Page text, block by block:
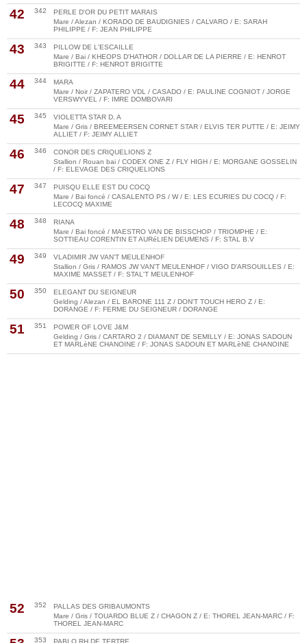
42 342
PERLE D'OR DU PETIT MARAIS
Mare / Alezan / KORADO DE BAUDIGNIES / CALVARO / E: SARAH
PHILIPPE / F: JEAN PHILIPPE
43 343
PILLOW DE L'ESCAILLE
Mare / Bai / KHEOPS D'HATHOR / DOLLAR DE LA PIERRE / E: HENROT
BRIGITTE / F: HENROT BRIGITTE
44 344
MARA
Mare / Noir / ZAPATERO VDL / CASADO / E: PAULINE COGNIOT / JORGE
VERSWYVEL / F: IMRE DOMBOVARI
45 345
VIOLETTA STAR D. A
Mare / Gris / BREEMEERSEN CORNET STAR / ELVIS TER PUTTE / E: JEIMY
ALLIET / F: JEIMY ALLIET
46 346
CONOR DES CRIQUELIONS Z
Stallion / Rouan bai / CODEX ONE Z / FLY HIGH / E: MORGANE GOSSELIN
/ F: ELEVAGE DES CRIQUELIONS
47 347
PUISQU ELLE EST DU COCQ
Mare / Bai foncé / CASALENTO PS / W / E: LES ECURIES DU COCQ / F:
LECOCQ MAXIME
48 348
RIANA
Mare / Bai foncé / MAESTRO VAN DE BISSCHOP / TRIOMPHE / E:
SOTTIEAU CORENTIN ET AURéLIEN DEUMENS / F: STAL B.V
49 349
VLADIMIR JW VAN'T MEULENHOF
Stallion / Gris / RAMOS JW VAN'T MEULENHOF / VIGO D'ARSOUILLES / E:
MAXIME MASSET / F: STAL'T MEULENHOF
50 350
ELEGANT DU SEIGNEUR
Gelding / Alezan / EL BARONE 111 Z / DON'T TOUCH HERO Z / E:
DORANGE / F: FERME DU SEIGNEUR / DORANGE
51 351
POWER OF LOVE J&M
Gelding / Gris / CARTARO 2 / DIAMANT DE SEMILLY / E: JONAS SADOUN
ET MARLèNE CHANOINE / F: JONAS SADOUN ET MARLèNE CHANOINE
52 352
PALLAS DES GRIBAUMONTS
Mare / Gris / TOUARDO BLUE Z / CHAGON Z / E: THOREL JEAN-MARC / F:
THOREL JEAN-MARC
353
PABLO RH DE TERTRE